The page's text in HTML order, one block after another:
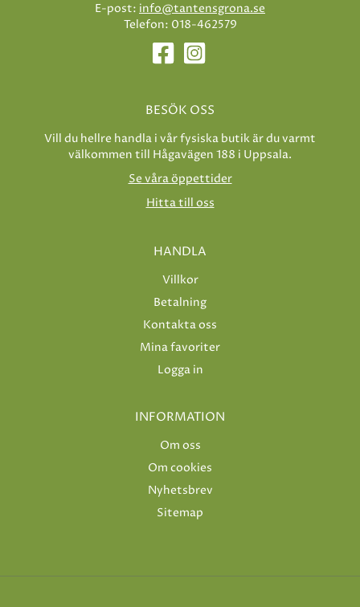
E-post: info@tantensgrona.se
Telefon: 018-462579
BESÖK OSS
Vill du hellre handla i vår fysiska butik är du varmt
välkommen till Hågavägen 188 i Uppsala.
Se våra öppettider
Hitta till oss
HANDLA
Villkor
Betalning
Kontakta oss
Mina favoriter
Logga in
INFORMATION
Om oss
Om cookies
Nyhetsbrev
Sitemap